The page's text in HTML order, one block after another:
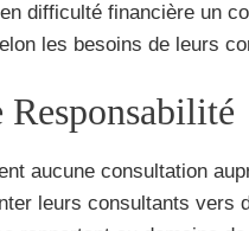
difficulté financière un
les besoins de leurs
aucune consultation
leurs consultants vers